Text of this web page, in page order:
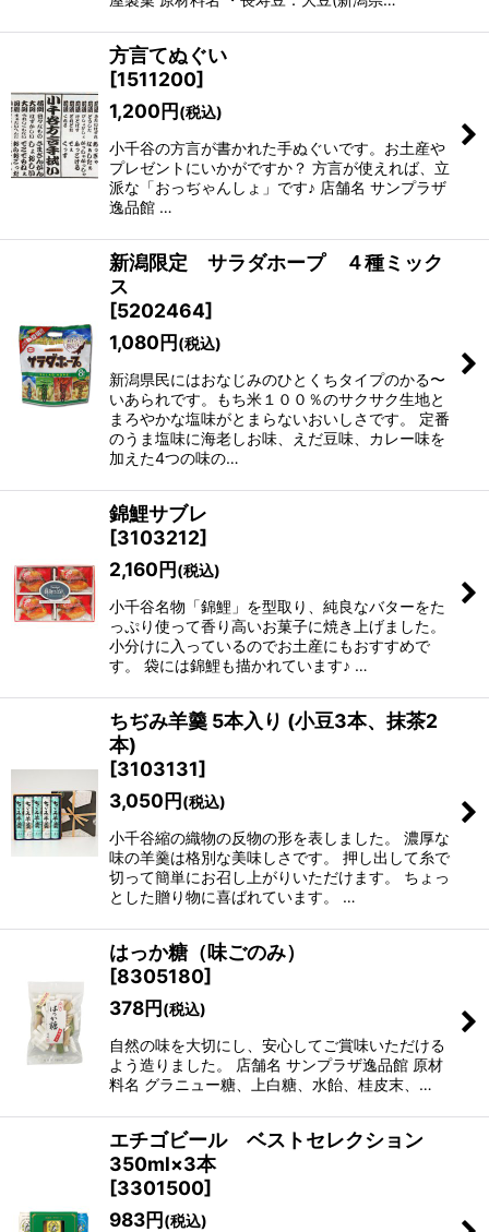
方言てぬぐい
[1511200]
1,200円(税込)
小千谷の方言が書かれた手ぬぐいです。お土産や
プレゼントにいかがですか？ 方言が使えれば、立
派な「おっぢゃんしょ」です♪ 店舗名 サンプラザ
逸品館 …
新潟限定 サラダホープ ４種ミック
ス
[5202464]
1,080円(税込)
新潟県民にはおなじみのひとくちタイプのかる〜
いあられです。もち米１００％のサクサク生地と
まろやかな塩味がとまらないおいしさです。 定番
のうま塩味に海老しお味、えだ豆味、カレー味を
加えた4つの味の…
錦鯉サブレ
[3103212]
2,160円(税込)
小千谷名物「錦鯉」を型取り、純良なバターをた
っぷり使って香り高いお菓子に焼き上げました。
小分けに入っているのでお土産にもおすすめで
す。 袋には錦鯉も描かれています♪ …
ちぢみ羊羹 5本入り (小豆3本、抹茶2
本)
[3103131]
3,050円(税込)
小千谷縮の織物の反物の形を表しました。 濃厚な
味の羊羹は格別な美味しさです。 押し出して糸で
切って簡単にお召し上がりいただけます。 ちょっ
とした贈り物に喜ばれています。 …
はっか糖（味ごのみ）
[8305180]
378円(税込)
自然の味を大切にし、安心してご賞味いただける
よう造りました。 店舗名 サンプラザ逸品館 原材
料名 グラニュー糖、上白糖、水飴、桂皮末、…
エチゴビール ベストセレクション
350ml×3本
[3301500]
983円(税込)